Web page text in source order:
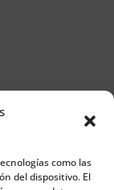
como las
del dispositivo. El